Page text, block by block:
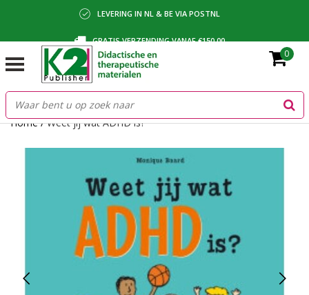
LEVERING IN NL & BE VIA POSTNL
GRATIS VERZENDING VANAF €150,00
BETALING VIA IDEAL, BANCONTACT OF FACTUUR
0
Home/Weet jij wat ADHD is?